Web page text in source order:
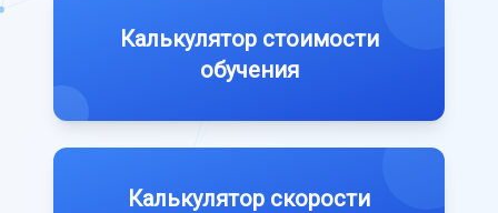
Калькулятор стоимости
обучения
Калькулятор скорости